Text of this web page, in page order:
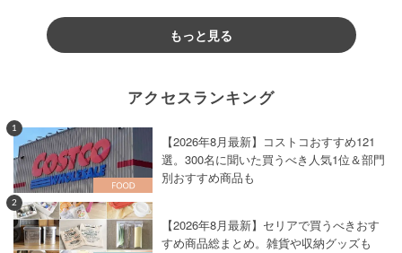
もっと見る
アクセスランキング
1
【2026年8月最新】コストコおすすめ121
選。300名に聞いた買うべき人気1位＆部門
別おすすめ商品も
2
【2026年8月最新】セリアで買うべきおす
すめ商品総まとめ。雑貨や収納グッズも